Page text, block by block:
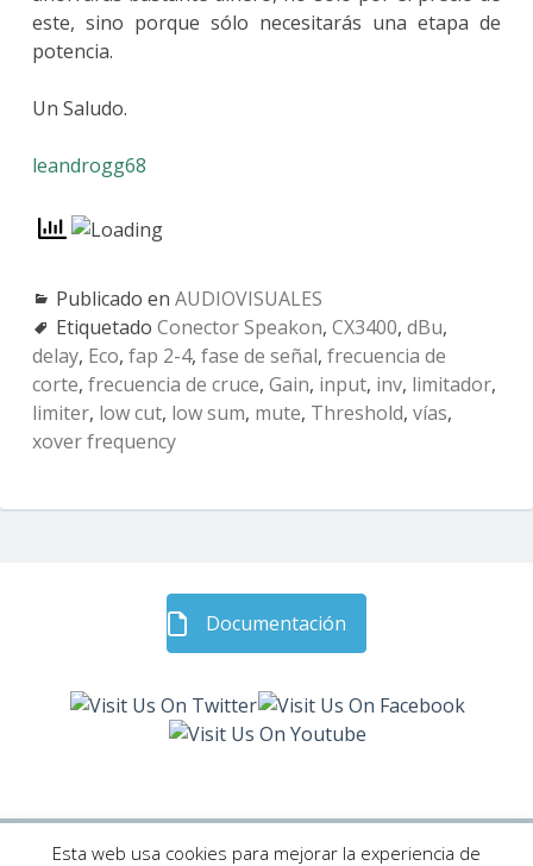
este, sino porque sólo necesitarás una etapa de
potencia.
Un Saludo.
leandrogg68
Publicado en AUDIOVISUALES
Etiquetado Conector Speakon, CX3400, dBu,
delay, Eco, fap 2-4, fase de señal, frecuencia de
corte, frecuencia de cruce, Gain, input, inv, limitador,
limiter, low cut, low sum, mute, Threshold, vías,
xover frequency
subsidiaria
Documentación
Esta web usa cookies para mejorar la experiencia de